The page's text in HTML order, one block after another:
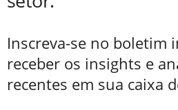
Inscreva-se no boletim
receber os insights e
recentes em sua caixa